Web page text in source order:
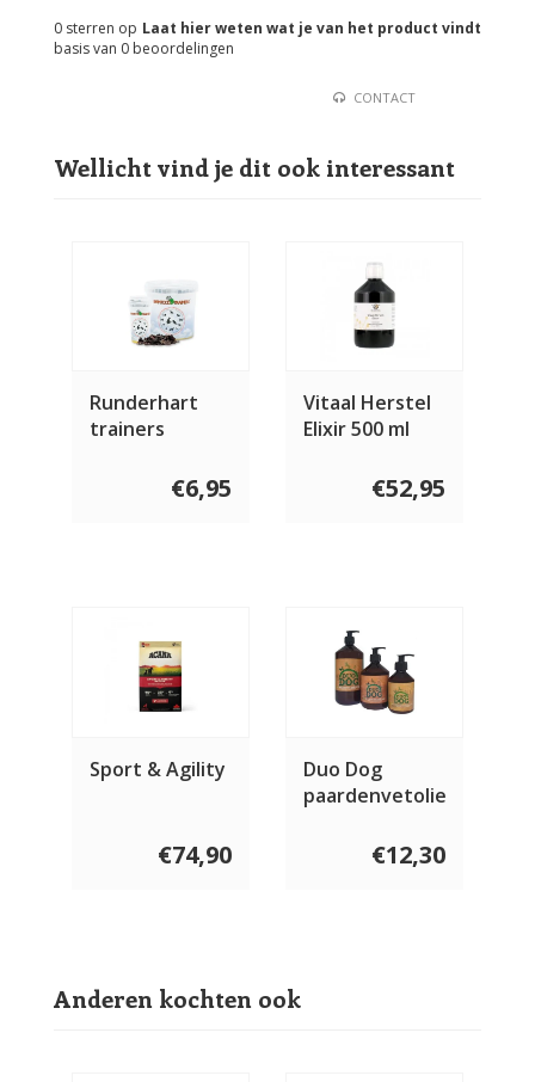
Laat hier weten wat je van het product vindt
0 sterren op
basis van 0 beoordelingen
CONTACT
Wellicht vind je dit ook interessant
Runderhart
trainers
€6,95
Vitaal Herstel
Elixir 500 ml
€52,95
Sport & Agility
€74,90
Duo Dog
paardenvetolie
€12,30
Anderen kochten ook